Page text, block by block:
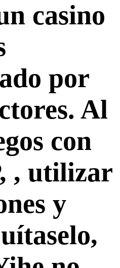
casino
por
Al
con
, utilizar
y